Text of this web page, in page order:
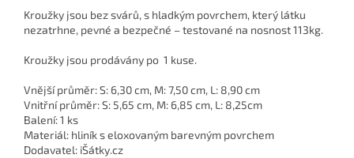
Kroužky jsou bez svárů, s hladkým povrchem, který látku
nezatrhne, pevné a bezpečné – testované na nosnost 113kg.
Kroužky jsou prodávány po 1 kuse.
Vnější průměr: S: 6,30 cm, M: 7,50 cm, L: 8,90 cm
Vnitřní průměr: S: 5,65 cm, M: 6,85 cm, L: 8,25cm
Balení: 1 ks
Materiál: hliník s eloxovaným barevným povrchem
Dodavatel: iŠátky.cz